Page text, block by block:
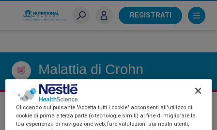
REGISTRATI
Malattia di Crohn
Anteprima
Cliccando sul pulsante "Accetta tutti i cookie" acconsenti all'utilizzo di
cookie di prima e terza parte (o tecnologie simili) al fine di migliorare la
tua esperienza di navigazione web, fare valutazioni sui nostri utenti,